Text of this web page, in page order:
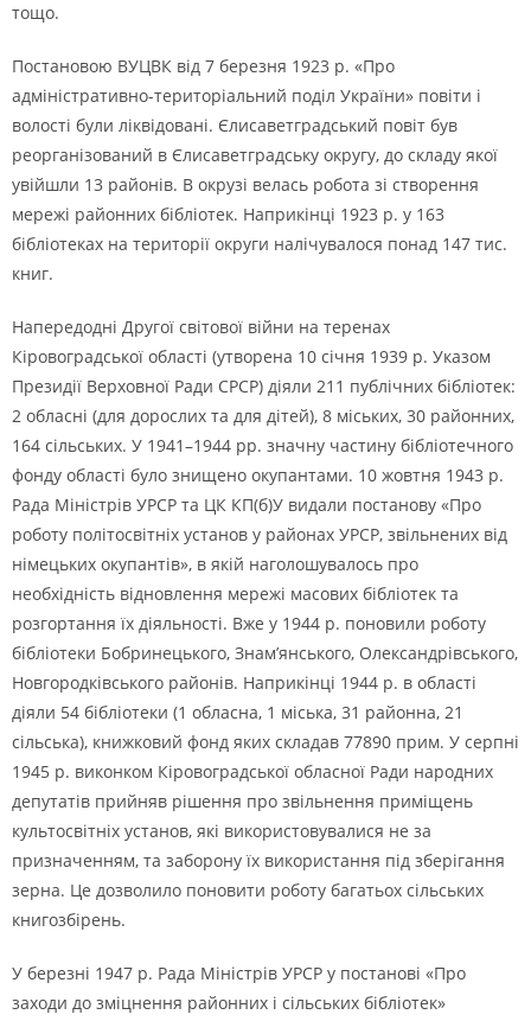
тощо.
Постановою ВУЦВК від 7 березня 1923 р. «Про
адміністративно-територіальний поділ України» повіти і
волості були ліквідовані. Єлисаветградський повіт був
реорганізований в Єлисаветградську округу, до складу якої
увійшли 13 районів. В окрузі велась робота зі створення
мережі районних бібліотек. Наприкінці 1923 р. у 163
бібліотеках на території округи налічувалося понад 147 тис.
книг.
Напередодні Другої світової війни на теренах
Кіровоградської області (утворена 10 січня 1939 р. Указом
Президії Верховної Ради СРСР) діяли 211 публічних бібліотек:
2 обласні (для дорослих та для дітей), 8 міських, 30 районних,
164 сільських. У 1941–1944 рр. значну частину бібліотечного
фонду області було знищено окупантами. 10 жовтня 1943 р.
Рада Міністрів УРСР та ЦК КП(б)У видали постанову «Про
роботу політосвітніх установ у районах УРСР, звільнених від
німецьких окупантів», в якій наголошувалось про
необхідність відновлення мережі масових бібліотек та
розгортання їх діяльності. Вже у 1944 р. поновили роботу
бібліотеки Бобринецького, Знам’янського, Олександрівського,
Новгородківського районів. Наприкінці 1944 р. в області
діяли 54 бібліотеки (1 обласна, 1 міська, 31 районна, 21
сільська), книжковий фонд яких складав 77890 прим. У серпні
1945 р. виконком Кіровоградської обласної Ради народних
депутатів прийняв рішення про звільнення приміщень
культосвітніх установ, які використовувалися не за
призначенням, та заборону їх використання під зберігання
зерна. Це дозволило поновити роботу багатьох сільських
книгозбірень.
У березні 1947 р. Рада Міністрів УРСР у постанові «Про
заходи до зміцнення районних і сільських бібліотек»